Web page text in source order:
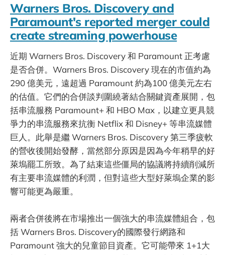
Warners Bros. Discovery and
Paramount's reported merger could
create streaming powerhouse
近期 Warners Bros. Discovery 和 Paramount 正考慮
是否合併。Warners Bros. Discovery 現在的市值約為
290 億美元，遠超過 Paramount 約為100 億美元左右
的估值。它們的合併談判圍繞著結合關鍵資產展開，包
括串流服務 Paramount+ 和 HBO Max，以建立更具競
爭力的串流服務來抗衡 Netflix 和 Disney+ 等串流媒體
巨人。此舉是繼 Warners Bros. Discovery 第三季疲軟
的營收後開始發酵，當然部分原因是因為今年稍早的好
萊塢罷工所致。為了結束這些僵局的協議將持續削減所
有主要串流媒體的利潤，但對這些大型好萊塢企業的影
響可能更為嚴重。
兩者合併後將在市場推出一個強大的串流媒體組合，包
括 Warners Bros. Discovery的國際發行網路和
Paramount 強大的兒童節目資產。它可能帶來 1+1大